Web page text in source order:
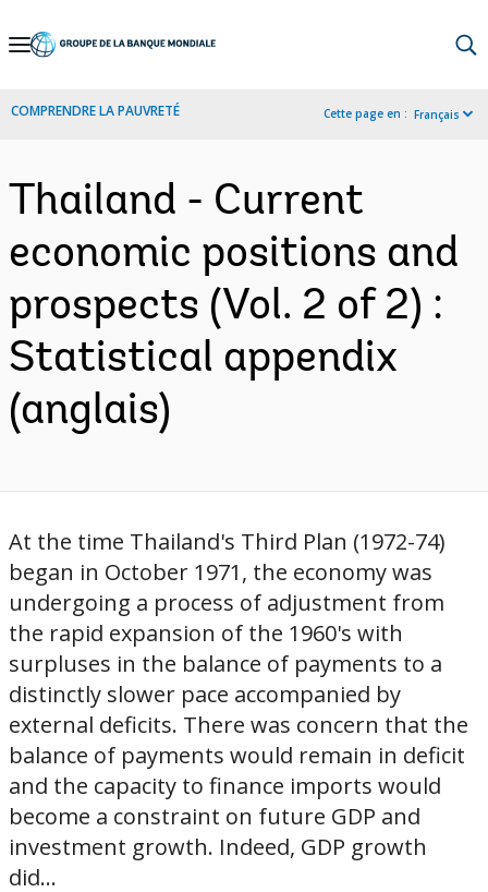
Skip
Navigation
COMPRENDRE LA PAUVRETÉ Cette page en : Français
Thailand - Current
economic positions and
prospects (Vol. 2 of 2) :
Statistical appendix
(anglais)
At the time Thailand's Third Plan (1972-74)
began in October 1971, the economy was
undergoing a process of adjustment from
the rapid expansion of the 1960's with
surpluses in the balance of payments to a
distinctly slower pace accompanied by
external deficits. There was concern that the
balance of payments would remain in deficit
and the capacity to finance imports would
become a constraint on future GDP and
investment growth. Indeed, GDP growth
did...